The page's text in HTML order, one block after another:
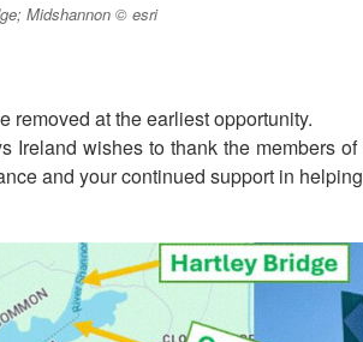
Midshannon © esri
removed at the earliest opportunity.
Ireland wishes to thank the members
and your continued support in